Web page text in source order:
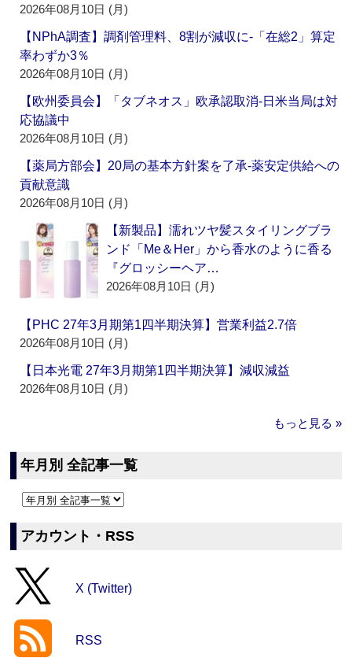
2026年08月10日 (月)
【NPhA調査】調剤管理料、8割が減収に‐「在総2」算定
率わずか3％
2026年08月10日 (月)
【欧州委員会】「タブネオス」欧承認取消‐日米当局は対
応協議中
2026年08月10日 (月)
【薬局方部会】20局の基本方針案を了承‐薬安定供給への
貢献意識
2026年08月10日 (月)
【新製品】濡れツヤ髪スタイリングブラ
ンド「Me＆Her」から香水のように香る
『グロッシーヘア…
2026年08月10日 (月)
【PHC 27年3月期第1四半期決算】営業利益2.7倍
2026年08月10日 (月)
【日本光電 27年3月期第1四半期決算】減収減益
2026年08月10日 (月)
もっと見る »
年月別 全記事一覧
アカウント・RSS
X (Twitter)
RSS